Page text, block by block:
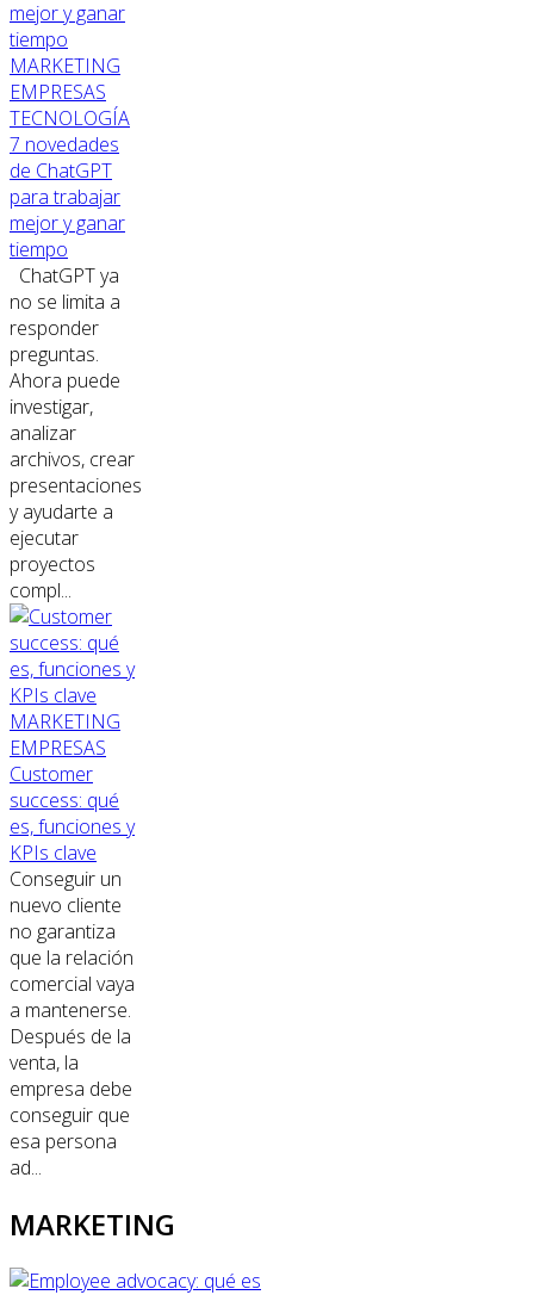
MARKETING
EMPRESAS
TECNOLOGÍA
7 novedades
de ChatGPT
para trabajar
mejor y ganar
tiempo
ChatGPT ya
no se limita a
responder
preguntas.
Ahora puede
investigar,
analizar
archivos, crear
presentaciones
y ayudarte a
ejecutar
proyectos
compl...
MARKETING
EMPRESAS
Customer
success: qué
es, funciones y
KPIs clave
Conseguir un
nuevo cliente
no garantiza
que la relación
comercial vaya
a mantenerse.
Después de la
venta, la
empresa debe
conseguir que
esa persona
ad...
MARKETING